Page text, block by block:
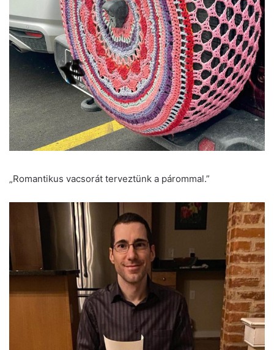
„Romantikus vacsorát terveztünk a párommal.”